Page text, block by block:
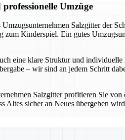
Umzüge
Salzgitter der
Kinderspiel. Ein gutes
eine klare Struktur und
– wir sind an jedem Schritt
Salzgitter profitieren Sie
Altes sicher an Neues übergeben